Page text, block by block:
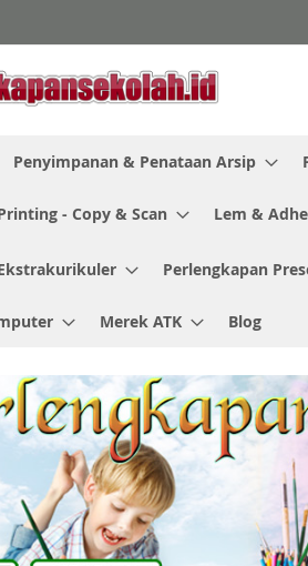
Penyimpanan & Penataan Arsip
- Copy & Scan Lem &
Perlengkapan
Merek ATK Blog